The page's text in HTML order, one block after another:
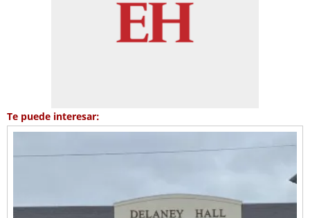
Te puede interesar: